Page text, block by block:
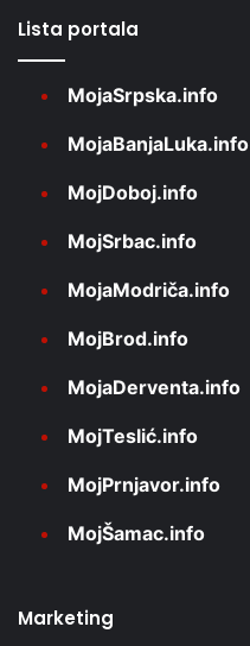
Lista portala
MojaSrpska.info
MojaBanjaLuka.info
MojDoboj.info
MojSrbac.info
MojaModriča.info
MojBrod.info
MojaDerventa.info
MojTeslić.info
MojPrnjavor.info
MojŠamac.info
Marketing